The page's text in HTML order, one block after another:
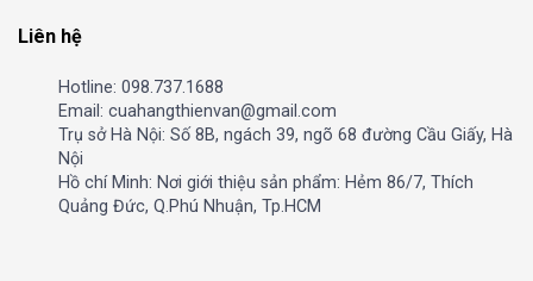
Liên hệ
Hotline: 098.737.1688
Email: cuahangthienvan@gmail.com
Trụ sở Hà Nội: Số 8B, ngách 39, ngõ 68 đường Cầu Giấy, Hà
Nội
Hồ chí Minh: Nơi giới thiệu sản phẩm: Hẻm 86/7, Thích
Quảng Đức, Q.Phú Nhuận, Tp.HCM